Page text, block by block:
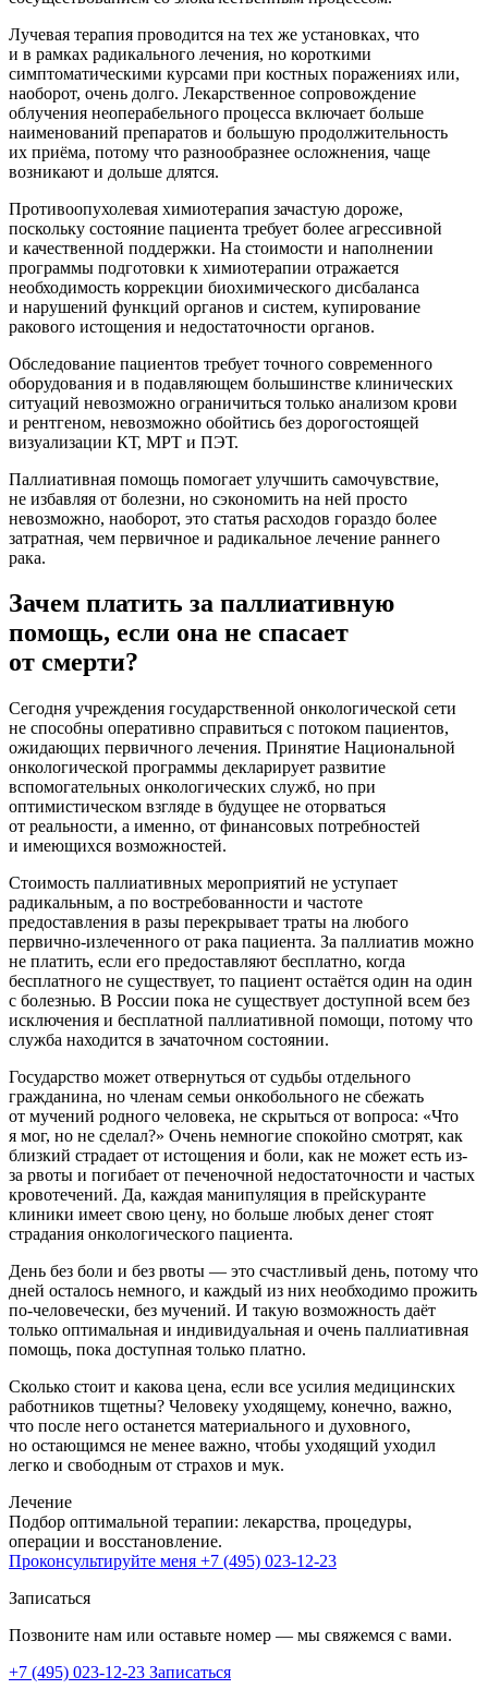
Лучевая терапия проводится на тех же установках, что
и в рамках радикального лечения, но короткими
симптоматическими курсами при костных поражениях или,
наоборот, очень долго. Лекарственное сопровождение
облучения неоперабельного процесса включает больше
наименований препаратов и большую продолжительность
их приёма, потому что разнообразнее осложнения, чаще
возникают и дольше длятся.
Противоопухолевая химиотерапия зачастую дороже,
поскольку состояние пациента требует более агрессивной
и качественной поддержки. На стоимости и наполнении
программы подготовки к химиотерапии отражается
необходимость коррекции биохимического дисбаланса
и нарушений функций органов и систем, купирование
ракового истощения и недостаточности органов.
Обследование пациентов требует точного современного
оборудования и в подавляющем большинстве клинических
ситуаций невозможно ограничиться только анализом крови
и рентгеном, невозможно обойтись без дорогостоящей
визуализации КТ, МРТ и ПЭТ.
Паллиативная помощь помогает улучшить самочувствие,
не избавляя от болезни, но сэкономить на ней просто
невозможно, наоборот, это статья расходов гораздо более
затратная, чем первичное и радикальное лечение раннего
рака.
Зачем платить за паллиативную
помощь, если она не спасает
от смерти?
Сегодня учреждения государственной онкологической сети
не способны оперативно справиться с потоком пациентов,
ожидающих первичного лечения. Принятие Национальной
онкологической программы декларирует развитие
вспомогательных онкологических служб, но при
оптимистическом взгляде в будущее не оторваться
от реальности, а именно, от финансовых потребностей
и имеющихся возможностей.
Стоимость паллиативных мероприятий не уступает
радикальным, а по востребованности и частоте
предоставления в разы перекрывает траты на любого
первично-излеченного от рака пациента. За паллиатив можно
не платить, если его предоставляют бесплатно, когда
бесплатного не существует, то пациент остаётся один на один
с болезнью. В России пока не существует доступной всем без
исключения и бесплатной паллиативной помощи, потому что
служба находится в зачаточном состоянии.
Государство может отвернуться от судьбы отдельного
гражданина, но членам семьи онкобольного не сбежать
от мучений родного человека, не скрыться от вопроса: «Что
я мог, но не сделал?» Очень немногие спокойно смотрят, как
близкий страдает от истощения и боли, как не может есть из-
за рвоты и погибает от печеночной недостаточности и частых
кровотечений. Да, каждая манипуляция в прейскуранте
клиники имеет свою цену, но больше любых денег стоят
страдания онкологического пациента.
День без боли и без рвоты — это счастливый день, потому что
дней осталось немного, и каждый из них необходимо прожить
по-человечески, без мучений. И такую возможность даёт
только оптимальная и индивидуальная и очень паллиативная
помощь, пока доступная только платно.
Сколько стоит и какова цена, если все усилия медицинских
работников тщетны? Человеку уходящему, конечно, важно,
что после него останется материального и духовного,
но остающимся не менее важно, чтобы уходящий уходил
легко и свободным от страхов и мук.
Лечение
Подбор оптимальной терапии: лекарства, процедуры,
операции и восстановление.
Проконсультируйте меня +7 (495) 023-12-23
Записаться
Позвоните нам или оставьте номер — мы свяжемся с вами.
+7 (495) 023-12-23 Записаться